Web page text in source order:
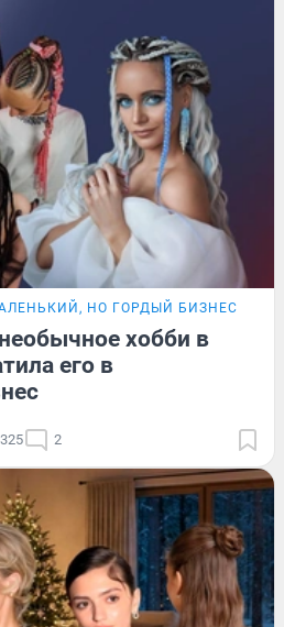
НО ГОРДЫЙ БИЗНЕС
хобби в
его в
2